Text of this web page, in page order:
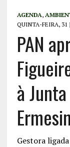
AGENDA,
QUINTA-FEIRA, 31
PAN
à
Gestora